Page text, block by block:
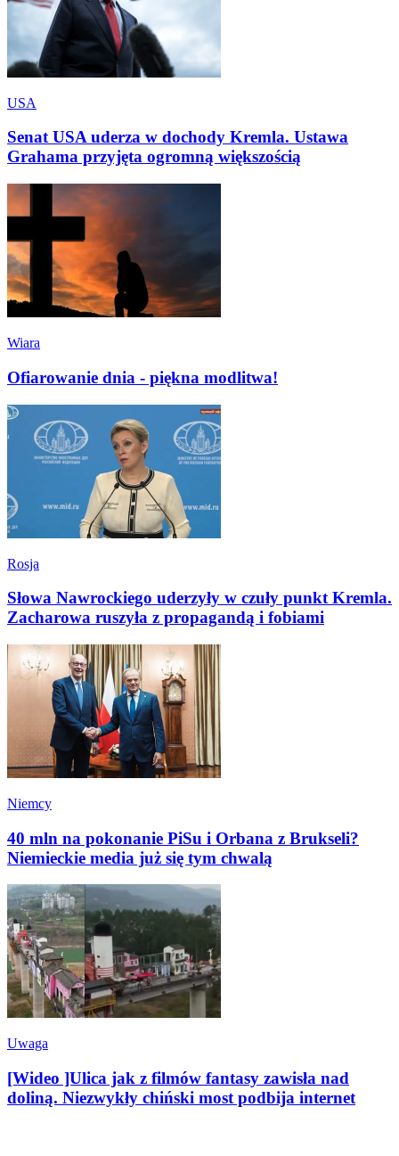
USA
Senat USA uderza w dochody Kremla. Ustawa
Grahama przyjęta ogromną większością
Wiara
Ofiarowanie dnia - piękna modlitwa!
Rosja
Słowa Nawrockiego uderzyły w czuły punkt Kremla.
Zacharowa ruszyła z propagandą i fobiami
Niemcy
40 mln na pokonanie PiSu i Orbana z Brukseli?
Niemieckie media już się tym chwalą
Uwaga
[Wideo ]Ulica jak z filmów fantasy zawisła nad
doliną. Niezwykły chiński most podbija internet